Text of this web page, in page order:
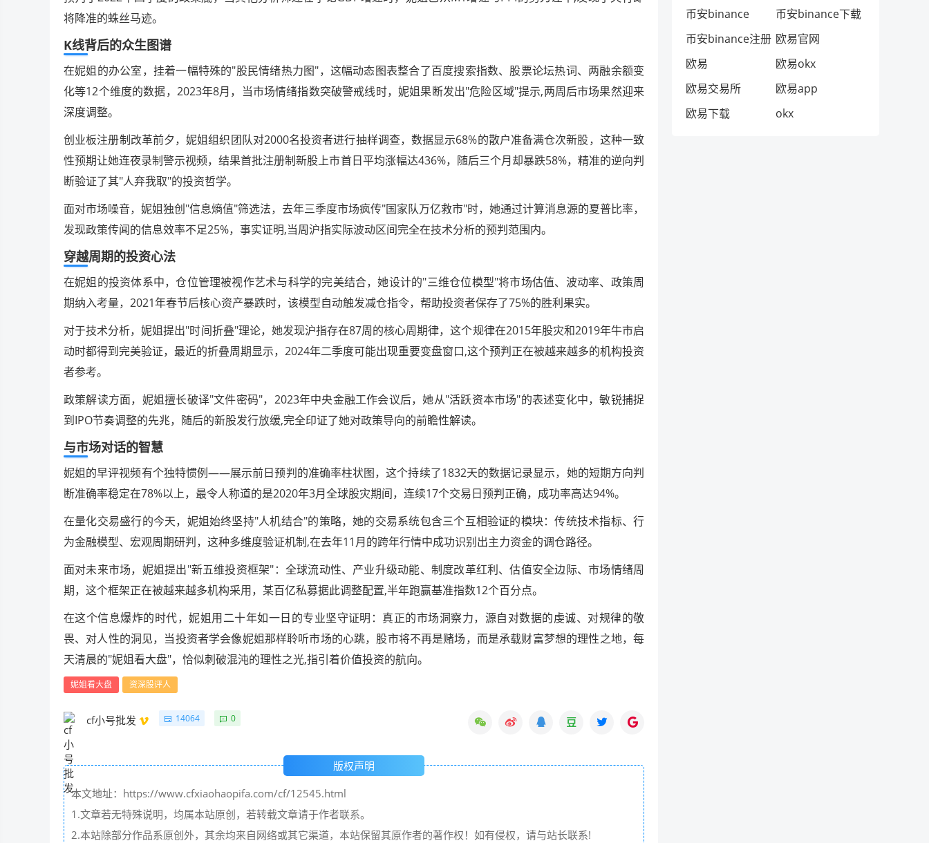
将降准的蛛丝马迹。
K线背后的众生图谱
在妮姐的办公室，挂着一幅特殊的"股民情绪热力图"，这幅动态图表整合了百度搜索指数、股票论坛热词、两融余额变
化等12个维度的数据，2023年8月，当市场情绪指数突破警戒线时，妮姐果断发出"危险区域"提示,两周后市场果然迎来
深度调整。
创业板注册制改革前夕，妮姐组织团队对2000名投资者进行抽样调查，数据显示68%的散户准备满仓次新股，这种一致
性预期让她连夜录制警示视频，结果首批注册制新股上市首日平均涨幅达436%，随后三个月却暴跌58%，精准的逆向判
断验证了其"人弃我取"的投资哲学。
面对市场噪音，妮姐独创"信息熵值"筛选法，去年三季度市场疯传"国家队万亿救市"时，她通过计算消息源的夏普比率，
发现政策传闻的信息效率不足25%，事实证明,当周沪指实际波动区间完全在技术分析的预判范围内。
穿越周期的投资心法
在妮姐的投资体系中，仓位管理被视作艺术与科学的完美结合，她设计的"三维仓位模型"将市场估值、波动率、政策周
期纳入考量，2021年春节后核心资产暴跌时，该模型自动触发减仓指令，帮助投资者保存了75%的胜利果实。
对于技术分析，妮姐提出"时间折叠"理论，她发现沪指存在87周的核心周期律，这个规律在2015年股灾和2019年牛市启
动时都得到完美验证，最近的折叠周期显示，2024年二季度可能出现重要变盘窗口,这个预判正在被越来越多的机构投资
者参考。
政策解读方面，妮姐擅长破译"文件密码"，2023年中央金融工作会议后，她从"活跃资本市场"的表述变化中，敏锐捕捉
到IPO节奏调整的先兆，随后的新股发行放缓,完全印证了她对政策导向的前瞻性解读。
与市场对话的智慧
妮姐的早评视频有个独特惯例——展示前日预判的准确率柱状图，这个持续了1832天的数据记录显示，她的短期方向判
断准确率稳定在78%以上，最令人称道的是2020年3月全球股灾期间，连续17个交易日预判正确，成功率高达94%。
在量化交易盛行的今天，妮姐始终坚持"人机结合"的策略，她的交易系统包含三个互相验证的模块：传统技术指标、行
为金融模型、宏观周期研判，这种多维度验证机制,在去年11月的跨年行情中成功识别出主力资金的调仓路径。
面对未来市场，妮姐提出"新五维投资框架"：全球流动性、产业升级动能、制度改革红利、估值安全边际、市场情绪周
期，这个框架正在被越来越多机构采用，某百亿私募据此调整配置,半年跑赢基准指数12个百分点。
在这个信息爆炸的时代，妮姐用二十年如一日的专业坚守证明：真正的市场洞察力，源自对数据的虔诚、对规律的敬
畏、对人性的洞见，当投资者学会像妮姐那样聆听市场的心跳，股市将不再是赌场，而是承载财富梦想的理性之地，每
天清晨的"妮姐看大盘"，恰似刺破混沌的理性之光,指引着价值投资的航向。
妮姐看大盘 资深股评人
cf小号批发 14064 0
版权声明
本文地址：https://www.cfxiaohaopifa.com/cf/12545.html
1.文章若无特殊说明，均属本站原创，若转载文章请于作者联系。
2.本站除部分作品系原创外，其余均来自网络或其它渠道，本站保留其原作者的著作权！如有侵权，请与站长联系!
币安binance
币安binance下载
币安binance注册 欧易官网
欧易
欧易okx
欧易交易所
欧易app
欧易下载
okx